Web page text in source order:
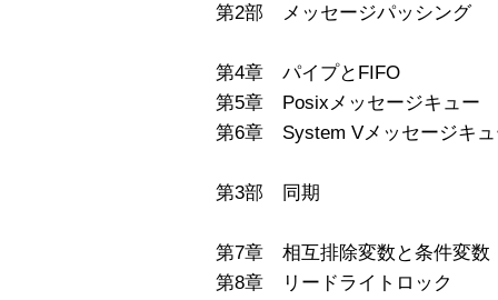
第2部 メッセージパッシング
第4章 パイプとFIFO
第5章 Posixメッセージキュー
第6章 System Vメッセージキ
第3部 同期
第7章 相互排除変数と条件変数
第8章 リードライトロック